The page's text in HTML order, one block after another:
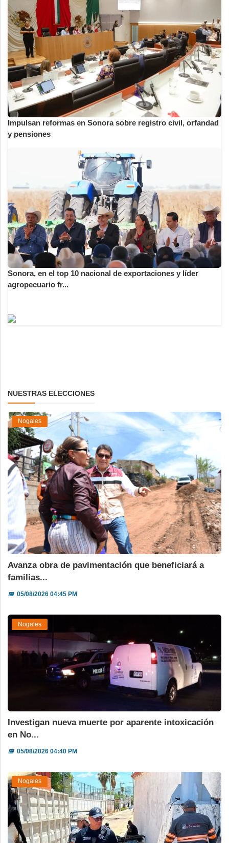
Impulsan reformas en Sonora sobre registro civil, orfandad
y pensiones
Sonora, en el top 10 nacional de exportaciones y líder
agropecuario fr...
NUESTRAS ELECCIONES
Nogales
Avanza obra de pavimentación que beneficiará a
familias...
📅05/08/2026 04:45 PM
Nogales
Investigan nueva muerte por aparente intoxicación
en No...
📅05/08/2026 04:40 PM
Nogales